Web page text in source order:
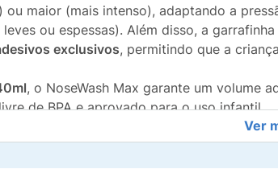
ou maior (mais intenso), adaptando a
ou espessas). Além disso, a
exclusivos, permitindo que a
, o NoseWash Max garante um volume
de BPA e aprovado para o uso infantil.
Ver